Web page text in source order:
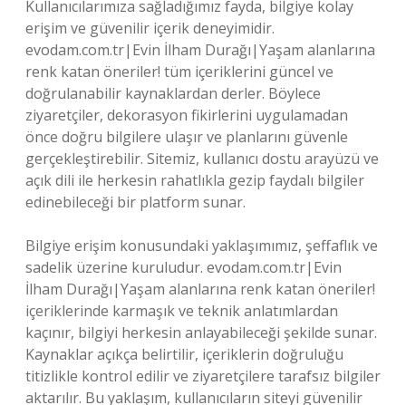
Kullanıcılarımıza sağladığımız fayda, bilgiye kolay
erişim ve güvenilir içerik deneyimidir.
evodam.com.tr|Evin İlham Durağı|Yaşam alanlarına
renk katan öneriler! tüm içeriklerini güncel ve
doğrulanabilir kaynaklardan derler. Böylece
ziyaretçiler, dekorasyon fikirlerini uygulamadan
önce doğru bilgilere ulaşır ve planlarını güvenle
gerçekleştirebilir. Sitemiz, kullanıcı dostu arayüzü ve
açık dili ile herkesin rahatlıkla gezip faydalı bilgiler
edinebileceği bir platform sunar.
Bilgiye erişim konusundaki yaklaşımımız, şeffaflık ve
sadelik üzerine kuruludur. evodam.com.tr|Evin
İlham Durağı|Yaşam alanlarına renk katan öneriler!
içeriklerinde karmaşık ve teknik anlatımlardan
kaçınır, bilgiyi herkesin anlayabileceği şekilde sunar.
Kaynaklar açıkça belirtilir, içeriklerin doğruluğu
titizlikle kontrol edilir ve ziyaretçilere tarafsız bilgiler
aktarılır. Bu yaklaşım, kullanıcıların siteyi güvenilir